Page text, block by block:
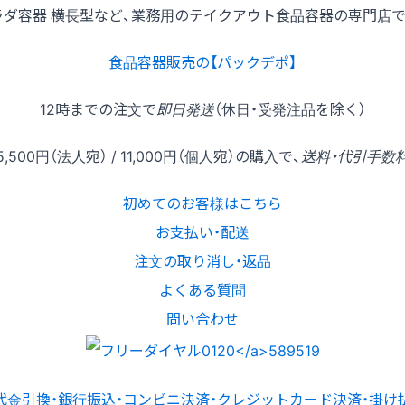
容器 横長型など、業務用のテイクアウト食品容器の専門店で
食品容器販売の【パックデポ】
12時までの注文で即日発送（休日・受発注品を除く）
円（法人宛） / 11,000円（個人宛）の購入で、 送料・代引手数
初めてのお客様はこちら
お支払い・配送
注文の取り消し・返品
よくある質問
問い合わせ